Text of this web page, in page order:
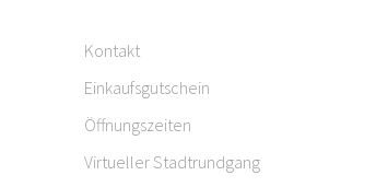
Kontakt
Einkaufsgutschein
Öffnungszeiten
Virtueller Stadtrundgang